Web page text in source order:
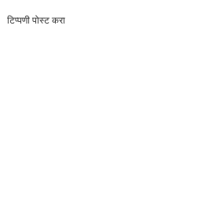
टिप्पणी पोस्ट करा